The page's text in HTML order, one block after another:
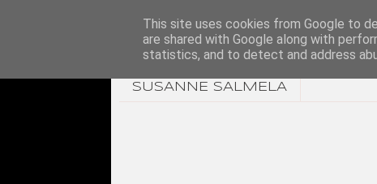
SUSANNE SALMELA
This site uses cookies from Google to
are shared with Google along with
statistics, and to detect and address